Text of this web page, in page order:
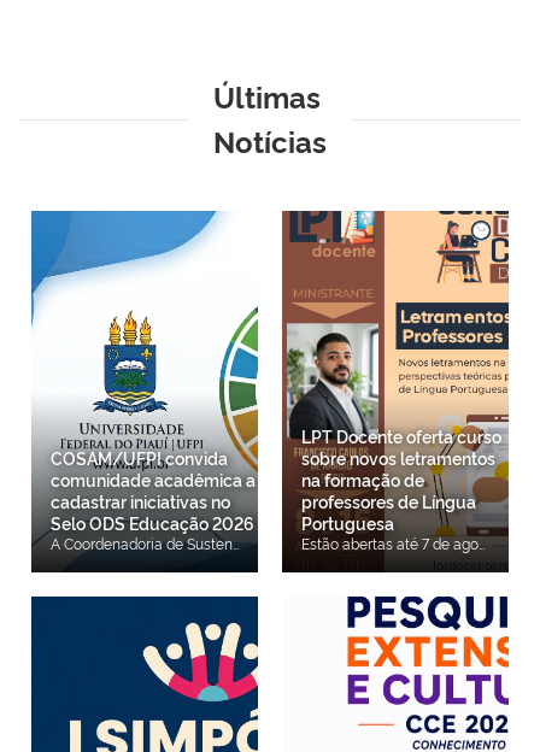
Últimas
Notícias
COSAM/UFPI convida
comunidade acadêmica a
cadastrar iniciativas no
Selo ODS Educação 2026
A Coordenadoria de Sustentabilidade Ambiental da Universidade Federal do Piauí (COSAM/UFPI) convida docentes, discentes, técnico-administrativos e demais integrantes da comunidade acadêmica a participarem do ciclo 2026 do Selo ODS Educação, iniciativa que reconhece e dá visibilidade a projetos, programas, ações e práticas alinhados aos Objetivos de Desenvolvimento Sustentável (ODS) da Agenda 2030, com destaque para o ODS 4 – Educação de Qualidade. O programa busca incentivar as instituições de ensino a incorporarem os ODS às atividades de ensino, pesquisa, extensão e gestão. (Selo ODS IES) Na UFPI, poderão ser cadastradas iniciativas desenvolvidas nas áreas de ensino, pesquisa, extensão ou gestão, contribuindo para evidenciar o impacto das ações institucionais e fortalecer o compromisso da Universidade com a sustentabilidade. O prazo para cadastro das iniciativas na plataforma do Selo ODS Educação segue até 19 de agosto. Para realizar a submissão, é necessário que o participante esteja previamente cadastrado como usuário na plataforma. Os interessados deverão solicitar o cadastro junto à COSAM até 15 de agosto, por meio do e-mail Este endereço de email está sendo protegido de spambots. Você precisa do JavaScript ativado para vê-lo.. No assunto da mensagem, deve constar: "Interesse em Cadastro – Selo ODS Educação". No corpo do e-mail, é necessário informar: Nome completo; E-mail institucional; Número de WhatsApp (com DDD); Categoria (docente, discente ou técnico-administrativo). Após a solicitação, os participantes receberão as orientações para acesso à plataforma, bem como os guias necessários para o cadastramento das iniciativas. Mais informações sobre os critérios de participação, categorias e funcionamento do programa podem ser consultadas no portal oficial do Selo ODS Educação: Selo ODS Educação.
LPT Docente oferta curso
sobre novos letramentos
na formação de
professores de Língua
Portuguesa
Estão abertas até 7 de agosto as inscrições gratuitas para o curso on-line de curta duração Novos letramentos na formação inicial docente: perspectivas teóricas para futuros professores de Língua Portuguesa da era digital, a ser ministrado pelo doutorando do PPGEL/UFPI, Francisco Carlos Vieira Moura de Araújo. Faça sua inscrição aqui. O objetivo do curso é capacitar futuros professores de Língua Portuguesa, problematizando os deslocamentos teóricos e formativos que envolvem a transição do letramento impresso aos novos letramentos na formação inicial docente, considerando as transformações promovidas pelas Tecnologias Digitais de Informação e Comunicação [TDIC], e refletindo sobre suas implicações para uma formação que leve em conta questões de acessibilidade e a constituição de um novo ethos docente na atual era digital. Mais informações pelo e-mail Este endereço de email está sendo protegido de spambots. Você precisa do JavaScript ativado para vê-lo.. Realização: Projeto de extensão LPT Docente do Laboratório de Leitura e Produção Textual (Colégio Técnico de Floriano/UFPI). Apoio: Núcleo de Pesquisa em Estudos Críticos e Linguagem (NECRIL) e Pró-Reitoria de Extensão e Cultura (PREXC/UFPI)